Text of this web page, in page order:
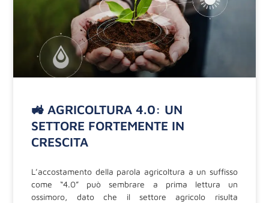
🚜 AGRICOLTURA 4.0: UN
SETTORE FORTEMENTE IN
CRESCITA
L’accostamento della parola agricoltura a un suffisso
come “4.0” può sembrare a prima lettura un
ossimoro, dato che il settore agricolo risulta